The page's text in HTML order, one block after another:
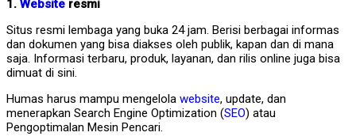
1. Website resmi
Situs resmi lembaga yang buka 24 jam. Berisi berbagai informas
dan dokumen yang bisa diakses oleh publik, kapan dan di mana
saja. Informasi terbaru, produk, layanan, dan rilis online juga bisa
dimuat di sini.
Humas harus mampu mengelola website, update, dan
menerapkan Search Engine Optimization (SEO) atau
Pengoptimalan Mesin Pencari.